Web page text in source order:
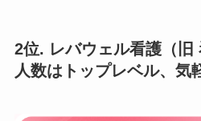
2位. レバウェル看護（旧
人数はトップレベル、気